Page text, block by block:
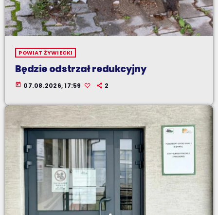
POWIAT ŻYWIECKI
Będzie odstrzał redukcyjny
today 07.08.2026, 17:59 2